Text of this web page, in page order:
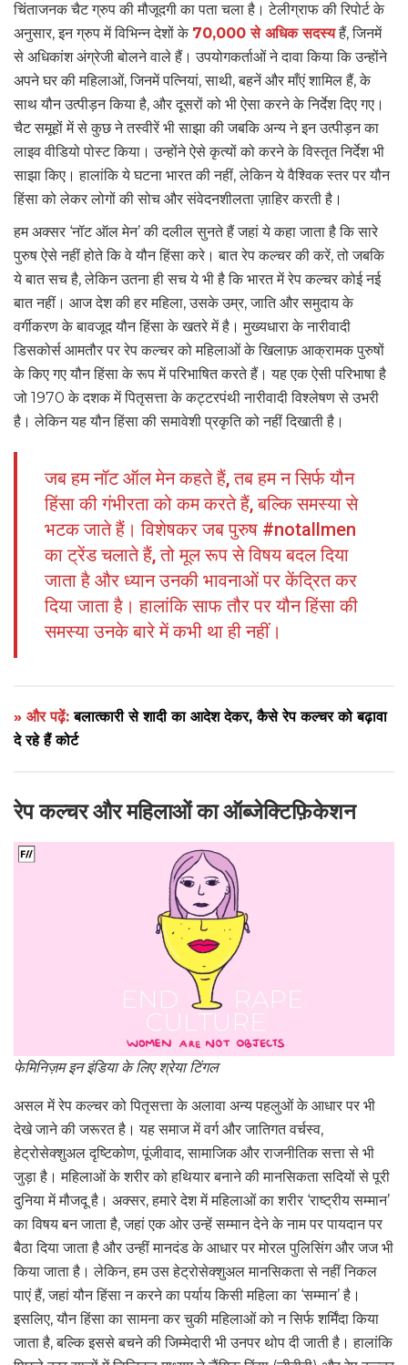
चिंताजनक चैट ग्रुप की मौजूदगी का पता चला है। टेलीग्राफ की रिपोर्ट के
अनुसार, इन ग्रुप में विभिन्न देशों के 70,000 से अधिक सदस्यहैं, जिनमें
से अधिकांश अंग्रेजी बोलने वाले हैं। उपयोगकर्ताओं ने दावा किया कि उन्होंने
अपने घर की महिलाओं, जिनमें पत्नियां, साथी, बहनें और माँएं शामिल हैं, के
साथ यौन उत्पीड़न किया है, और दूसरों को भी ऐसा करने के निर्देश दिए गए।
चैट समूहों में से कुछ ने तस्वीरें भी साझा की जबकि अन्य ने इन उत्पीड़न का
लाइव वीडियो पोस्ट किया। उन्होंने ऐसे कृत्यों को करने के विस्तृत निर्देश भी
साझा किए। हालांकि ये घटना भारत की नहीं, लेकिन ये वैश्विक स्तर पर यौन
हिंसा को लेकर लोगों की सोच और संवेदनशीलता ज़ाहिर करती है।
हम अक्सर ‘नॉट ऑल मेन’ की दलील सुनते हैं जहां ये कहा जाता है कि सारे
पुरुष ऐसे नहीं होते कि वे यौन हिंसा करे। बात रेप कल्चर की करें, तो जबकि
ये बात सच है, लेकिन उतना ही सच ये भी है कि भारत में रेप कल्चर कोई नई
बात नहीं। आज देश की हर महिला, उसके उम्र, जाति और समुदाय के
वर्गीकरण के बावजूद यौन हिंसा के खतरे में है। मुख्यधारा के नारीवादी
डिसकोर्स आमतौर पर रेप कल्चर को महिलाओं के खिलाफ़ आक्रामक पुरुषों
के किए गए यौन हिंसा के रूप में परिभाषित करते हैं। यह एक ऐसी परिभाषा है
जो 1970 के दशक में पितृसत्ता के कट्टरपंथी नारीवादी विश्लेषण से उभरी
है। लेकिन यह यौन हिंसा की समावेशी प्रकृति को नहीं दिखाती है।
जब हम नॉट ऑल मेन कहते हैं, तब हम न सिर्फ यौन
हिंसा की गंभीरता को कम करते हैं, बल्कि समस्या से
भटक जाते हैं। विशेषकर जब पुरुष #notallmen
का ट्रेंड चलाते हैं, तो मूल रूप से विषय बदल दिया
जाता है और ध्यान उनकी भावनाओं पर केंद्रित कर
दिया जाता है। हालांकि साफ तौर पर यौन हिंसा की
समस्या उनके बारे में कभी था ही नहीं।
» और पढ़ें:बलात्कारी से शादी का आदेश देकर, कैसे रेप कल्चर को बढ़ावा
दे रहे हैं कोर्ट
रेप कल्चर और महिलाओं का ऑब्जेक्टिफ़िकेशन
फेमिनिज़म इन इंडिया के लिए श्रेया टिंगल
असल में रेप कल्चर को पितृसत्ता के अलावा अन्य पहलुओं के आधार पर भी
देखे जाने की जरूरत है। यह समाज में वर्ग और जातिगत वर्चस्व,
हेट्रोसेक्शुअल दृष्टिकोण, पूंजीवाद, सामाजिक और राजनीतिक सत्ता से भी
जुड़ा है। महिलाओं के शरीर को हथियार बनाने की मानसिकता सदियों से पूरी
दुनिया में मौजदू है। अक्सर, हमारे देश में महिलाओं का शरीर ‘राष्ट्रीय सम्मान’
का विषय बन जाता है, जहां एक ओर उन्हें सम्मान देने के नाम पर पायदान पर
बैठा दिया जाता है और उन्हीं मानदंड के आधार पर मोरल पुलिसिंग और जज भी
किया जाता है। लेकिन, हम उस हेट्रोसेक्शुअल मानसिकता से नहीं निकल
पाएं हैं, जहां यौन हिंसा न करने का पर्याय किसी महिला का ‘सम्मान’ है।
इसलिए, यौन हिंसा का सामना कर चुकी महिलाओं को न सिर्फ शर्मिंदा किया
जाता है, बल्कि इससे बचने की जिम्मेदारी भी उनपर थोप दी जाती है। हालांकि